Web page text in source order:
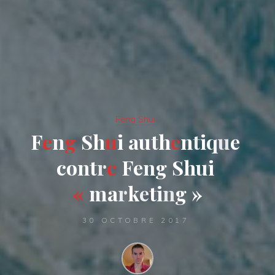
Feng Shui
Feng Shui authentique
contre Feng Shui
« marketing »
30 OCTOBRE 2017